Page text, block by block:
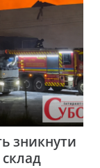
зникнути